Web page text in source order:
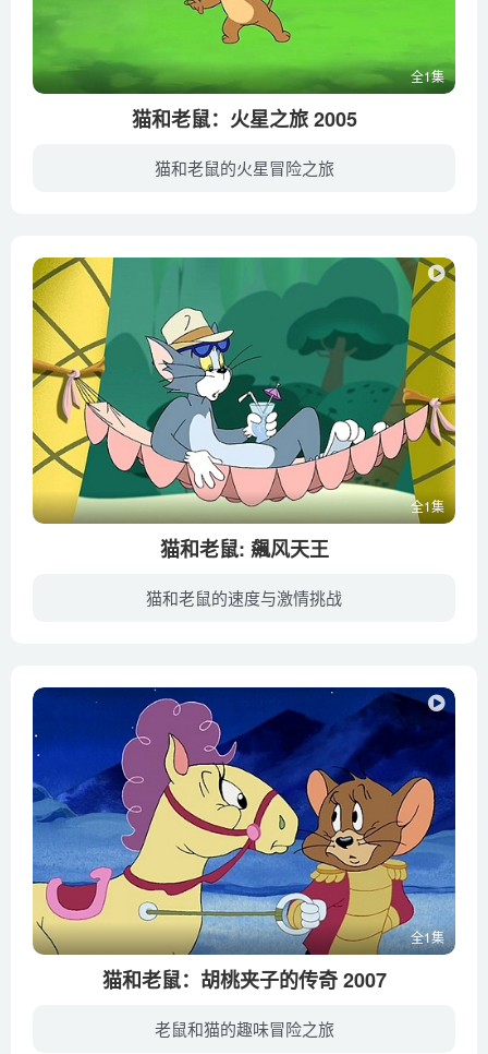
全1集
猫和老鼠：火星之旅 2005
猫和老鼠的火星冒险之旅
全1集
猫和老鼠: 飆风天王
猫和老鼠的速度与激情挑战
全1集
猫和老鼠：胡桃夹子的传奇 2007
老鼠和猫的趣味冒险之旅